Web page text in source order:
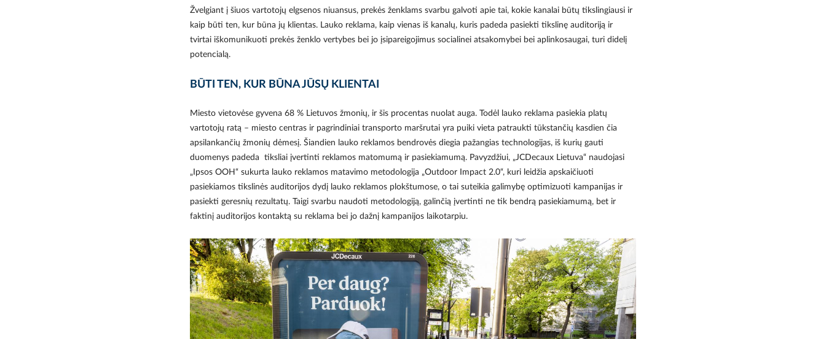
Žvelgiant į šiuos vartotojų elgsenos niuansus, prekės ženklams svarbu galvoti apie tai, kokie kanalai būtų tikslingiausi ir
kaip būti ten, kur būna jų klientas. Lauko reklama, kaip vienas iš kanalų, kuris padeda pasiekti tikslinę auditoriją ir
tvirtai iškomunikuoti prekės ženklo vertybes bei jo įsipareigojimus socialinei atsakomybei bei aplinkosaugai, turi didelį
potencialą.
BŪTI TEN, KUR BŪNA JŪSŲ KLIENTAI
Miesto vietovėse gyvena 68 % Lietuvos žmonių, ir šis procentas nuolat auga. Todėl lauko reklama pasiekia platų
vartotojų ratą – miesto centras ir pagrindiniai transporto maršrutai yra puiki vieta patraukti tūkstančių kasdien čia
apsilankančių žmonių dėmesį. Šiandien lauko reklamos bendrovės diegia pažangias technologijas, iš kurių gauti
duomenys padeda tiksliai įvertinti reklamos matomumą ir pasiekiamumą. Pavyzdžiui, „JCDecaux Lietuva“ naudojasi
„Ipsos OOH“ sukurta lauko reklamos matavimo metodologija „Outdoor Impact 2.0“, kuri leidžia apskaičiuoti
pasiekiamos tikslinės auditorijos dydį lauko reklamos plokštumose, o tai suteikia galimybę optimizuoti kampanijas ir
pasiekti geresnių rezultatų. Taigi svarbu naudoti metodologiją, galinčią įvertinti ne tik bendrą pasiekiamumą, bet ir
faktinį auditorijos kontaktą su reklama bei jo dažnį kampanijos laikotarpiu.